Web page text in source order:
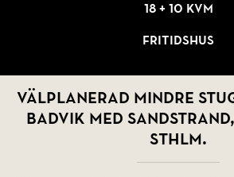
18 + 10 kvm
Fritidshus
Välplanerad mindre
badvik med
Sthlm.